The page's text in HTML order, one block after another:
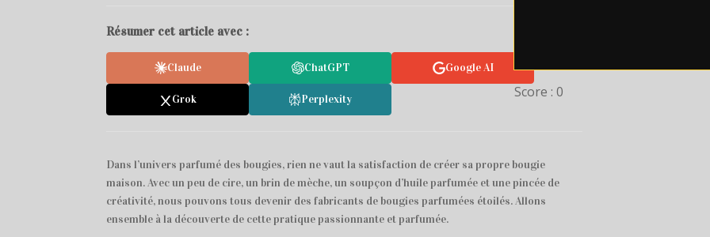
Résumer cet article avec :
Claude ChatGPT Google AI
Grok Perplexity
Dans l’univers parfumé des bougies, rien ne vaut la satisfaction de créer sa propre bougie
maison. Avec un peu de cire, un brin de mèche, un soupçon d’huile parfumée et une pincée de
créativité, nous pouvons tous devenir des fabricants de bougies parfumées étoilés. Allons
ensemble à la découverte de cette pratique passionnante et parfumée.
Score : 0